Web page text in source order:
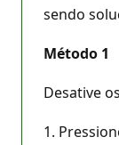
sendo
Método 1
Desative
1.